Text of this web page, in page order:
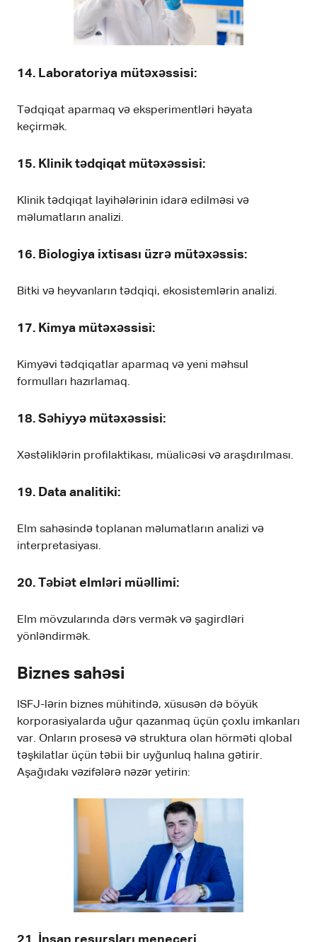
14. Laboratoriya mütəxəssisi:
Tədqiqat aparmaq və eksperimentləri həyata
keçirmək.
15. Klinik tədqiqat mütəxəssisi:
Klinik tədqiqat layihələrinin idarə edilməsi və
məlumatların analizi.
16. Biologiya ixtisası üzrə mütəxəssis:
Bitki və heyvanların tədqiqi, ekosistemlərin analizi.
17. Kimya mütəxəssisi:
Kimyəvi tədqiqatlar aparmaq və yeni məhsul
formulları hazırlamaq.
18. Səhiyyə mütəxəssisi:
Xəstəliklərin profilaktikası, müalicəsi və araşdırılması.
19. Data analitiki:
Elm sahəsində toplanan məlumatların analizi və
interpretasiyası.
20. Təbiət elmləri müəllimi:
Elm mövzularında dərs vermək və şagirdləri
yönləndirmək.
Biznes sahəsi
ISFJ-lərin biznes mühitində, xüsusən də böyük
korporasiyalarda uğur qazanmaq üçün çoxlu imkanları
var. Onların prosesə və struktura olan hörməti qlobal
təşkilatlar üçün təbii bir uyğunluq halına gətirir.
Aşağıdakı vəzifələrə nəzər yetirin: